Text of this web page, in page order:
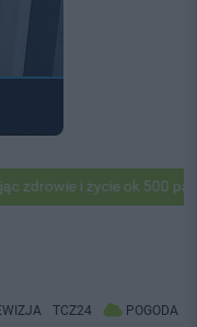
i życie ok 500
TCZ24 POGODA